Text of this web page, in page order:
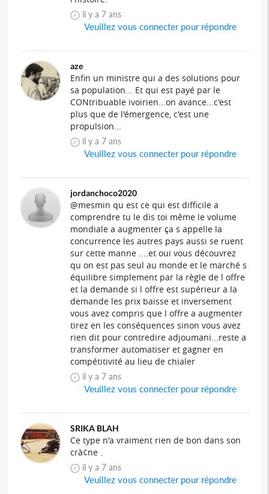
il y a 7 ans
Veuillez vous connecter pour répondre
aze
Enfin un ministre qui a des solutions pour
sa population... Et qui est payé par le
CONtribuable ivoirien...on avance...c'est
plus que de l'émergence, c'est une
propulsion...
il y a 7 ans
Veuillez vous connecter pour répondre
jordanchoco2020
@mesmin qu est ce qui est difficile a
comprendre tu le dis toi même le volume
mondiale a augmenter ça s appelle la
concurrence les autres pays aussi se ruent
sur cette manne ....et oui vous découvrez
qu on est pas seul au monde et le marché s
équilibre simplement par la règle de l offre
et la demande si l offre est supérieur a la
demande les prix baisse et inversement
vous avez compris que l offre a augmenter
tirez en les conséquences sinon vous avez
rien dit pour contredire adjoumani...reste a
transformer automatiser et gagner en
compétitivité au lieu de chialer
il y a 7 ans
Veuillez vous connecter pour répondre
SRIKA BLAH
Ce type n'a vraiment rien de bon dans son
crà¢ne .
il y a 7 ans
Veuillez vous connecter pour répondre